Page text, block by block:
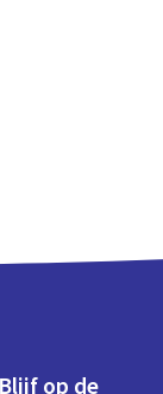
op de